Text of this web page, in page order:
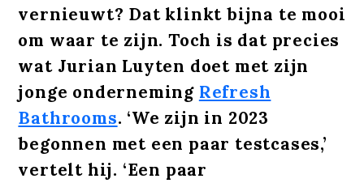
vernieuwt? Dat klinkt bijna te mooi
om waar te zijn. Toch is dat precies
wat Jurian Luyten doet met zijn
jonge onderneming Refresh
Bathrooms. ‘We zijn in 2023
begonnen met een paar testcases,’
vertelt hij. ‘Een paar